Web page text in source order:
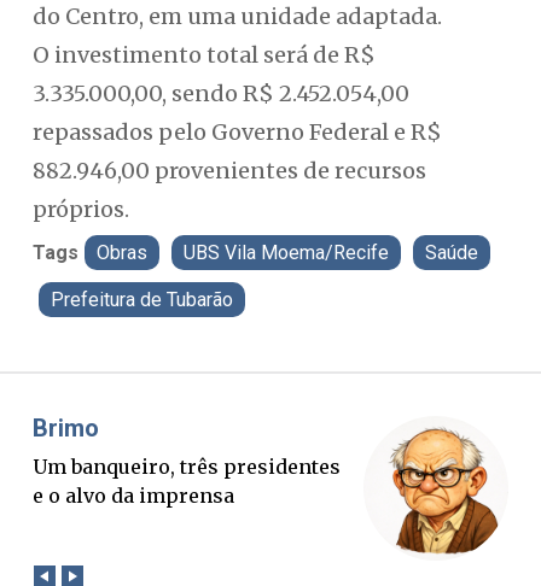
do Centro, em uma unidade adaptada.
O investimento total será de R$
3.335.000,00, sendo R$ 2.452.054,00
repassados pelo Governo Federal e R$
882.946,00 provenientes de recursos
próprios.
Tags Obras UBS Vila Moema/Recife Saúde
Prefeitura de Tubarão
Misael Elias
O Boato corre mais rápido que a
verdade. Mas quem paga a